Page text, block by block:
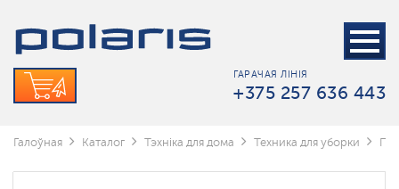
ГАРАЧАЯ ЛІНІЯ
+375 257 636 443
Галоўная Каталог Тэхніка для дома Техника для уборки
Пыласосы
Беспроводные
электрошвабры
мойщики